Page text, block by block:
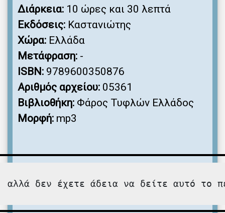
Διάρκεια: 10 ώρες και 30 λεπτά
Εκδόσεις: Καστανιώτης
Χώρα: Ελλάδα
Μετάφραση: -
ISBN: 9789600350876
Αριθμός αρχείου: 05361
Βιβλιοθήκη: Φάρος Τυφλών Ελλάδος
Μορφή: mp3
αλλά δεν έχετε άδεια να δείτε αυτό το